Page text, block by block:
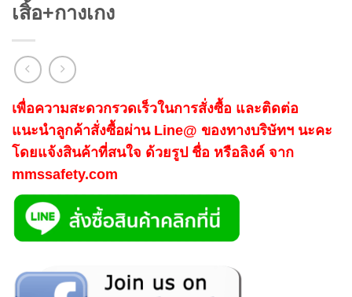
เสิ้อ+กางเกง
เพื่อความสะดวกรวดเร็วในการสั่งซื้อ และติดต่อ
แนะนำลูกค้าสั่งซื้อผ่าน Line@ ของทางบริษัทฯ นะคะ
โดยแจ้งสินค้าที่สนใจ ด้วยรูป ชื่อ หรือลิงค์ จาก
mmssafety.com